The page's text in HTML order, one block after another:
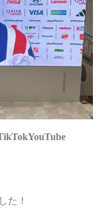
YouTube
た！